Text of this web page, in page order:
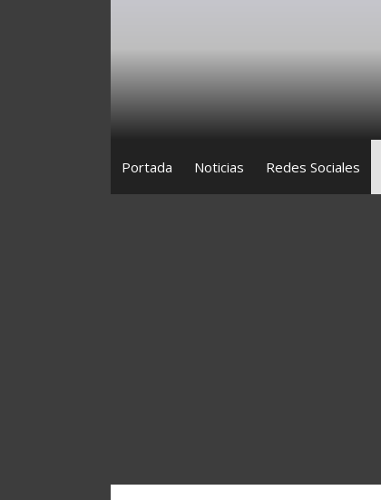
Portada Noticias Redes Sociales